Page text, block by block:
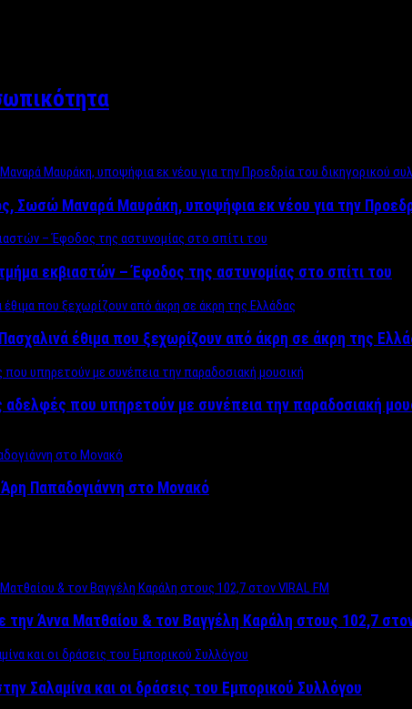
Σωσώ Μαναρά Μαυράκη, υποψήφια εκ νέου για την
εκβιαστών – Έφοδος της αστυνομίας στο σπίτι του
έθιμα που ξεχωρίζουν από άκρη σε άκρη της
που υπηρετούν με συνέπεια την παραδοσιακή
Παπαδογιάννη στο Μονακό
Άννα Ματθαίου & τον Βαγγέλη Καράλη στους 102,7
Σαλαμίνα και οι δράσεις του Εμπορικού Συλλόγου